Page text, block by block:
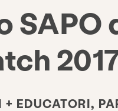
SAPO
+ EDUCATORI,